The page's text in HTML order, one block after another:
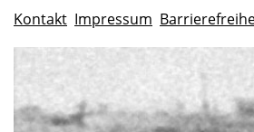
Kontakt Impressum